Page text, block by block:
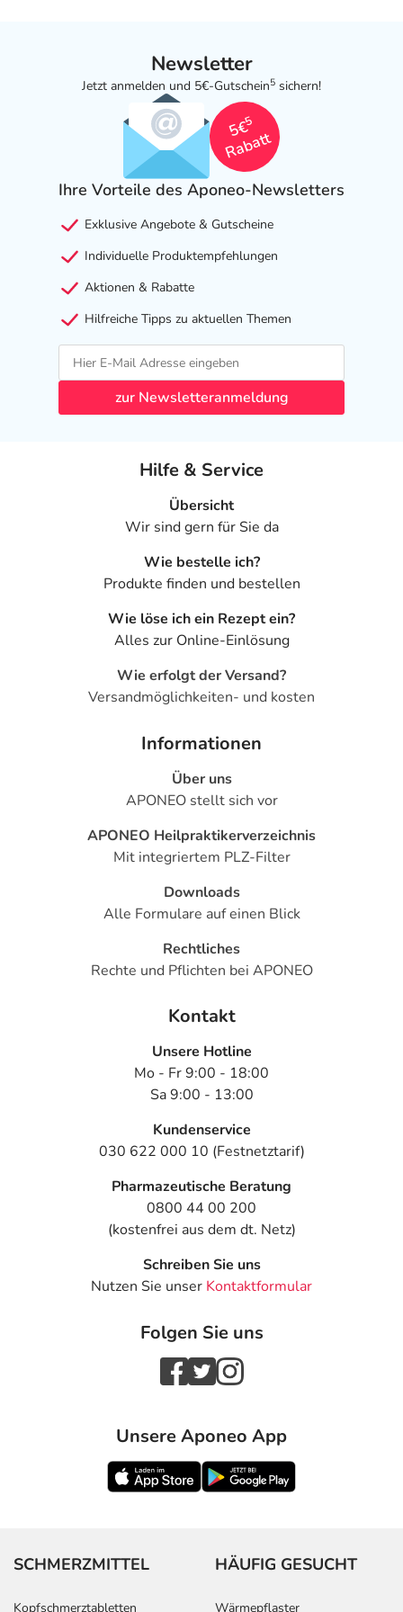
Gegenanzeige in sich birgt.
Nebenwirkungen
Welche unerwünschten Wirkungen können auftreten?
- Magen-Darm-Beschwerden, wie:
- Übelkeit
- Erbrechen
- Verstopfung
- Bauchschmerzen
- Sodbrennen
- Appetitlosigkeit
- Appetitsteigerung
- Gewichtsveränderungen
- Mundtrockenheit
- Geschmacksstörungen
- Entzündungen der Mundschleimhaut
- Schlaflosigkeit
- Gedächtnislücken
- Missempfindungen
- Übermäßige Bewegungsaktivität
- Bewegungsstörungen
- Sprachstörungen
- Persönlichkeitsveränderungen
- Delirium (Verwirrtheit)
- Aggressives Verhalten
- Selbstmordgedanken
- Verschwommenes Sehen (Weitstellung der Pupille)
- Bindehautentzündung
- Gefäßerweiterung
- Pulserniedrigung
- Herzrhythmusstörungen
- Veränderungen im EKG
- Hustenreiz
- Überempfindlichkeitsreaktionen der Haut, wie:
- Hautausschlag
- Veränderung der Leberwerte
- Anstieg des Blutzuckers (Hyperglykämie)
Newsletter
Jetzt anmelden und 5€-Gutschein5 sichern!
5€
5
Rabatt
Ihre Vorteile des Aponeo-Newsletters
Exklusive Angebote & Gutscheine
Individuelle Produktempfehlungen
Aktionen & Rabatte
Hilfreiche Tipps zu aktuellen Themen
zur Newsletteranmeldung
Hilfe & Service
Übersicht
Wir sind gern für Sie da
Wie bestelle ich?
Produkte finden und bestellen
Wie löse ich ein Rezept ein?
Alles zur Online-Einlösung
Wie erfolgt der Versand?
Versandmöglichkeiten- und kosten
Informationen
Über uns
APONEO stellt sich vor
APONEO Heilpraktikerverzeichnis
Mit integriertem PLZ-Filter
Downloads
Alle Formulare auf einen Blick
Rechtliches
Rechte und Pflichten bei APONEO
Kontakt
Unsere Hotline
Mo - Fr 9:00 - 18:00
Sa 9:00 - 13:00
Kundenservice
030 622 000 10 (Festnetztarif)
Pharmazeutische Beratung
0800 44 00 200
(kostenfrei aus dem dt. Netz)
Schreiben Sie uns
Nutzen Sie unser Kontaktformular
Folgen Sie uns
Unsere Aponeo App
SCHMERZMITTEL
Kopfschmerztabletten
HÄUFIG GESUCHT
Wärmepflaster